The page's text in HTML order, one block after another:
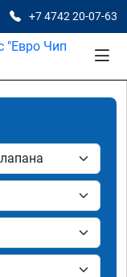
+7 4742 20-07-63